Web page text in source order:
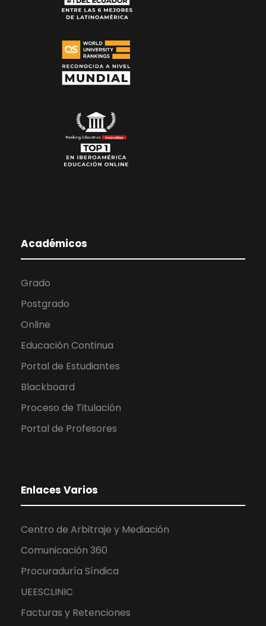
Académicos
Grado
Postgrado
Online
Educación Continua
Portal de Estudiantes
Blackboard
Proceso de Titulación
Portal de Profesores
Enlaces Varios
Centro de Arbitraje y Mediación
Comunicación 360
Procuraduría Síndica
UEESCLINIC
Facturas y Retenciones